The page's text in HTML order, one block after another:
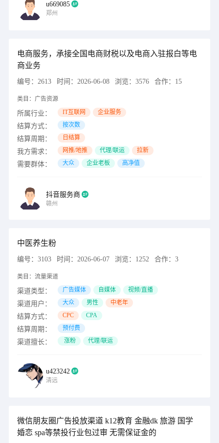
u669085
郑州
电商服务，承接全国电商财税以及电商入驻报白等电
商业务
编号： 2613 时间： 2026-06-08 浏览： 3576 合作： 15
类目： 广告资源
所属行业： IT互联网 企业服务
结算方式： 按次数
结算周期： 日结算
我方需求： 网推/地推 代理/联运 拉新
需要群体： 大众 企业老板 高净值
抖音服务商
赣州
中医养生粉
编号： 3103 时间： 2026-06-07 浏览： 1252 合作： 3
类目： 流量渠道
渠道类型： 广告媒体 自媒体 视频/直播
渠道用户： 大众 男性 中老年
结算方式： CPC CPA
结算周期： 预付费
渠道擅长： 涨粉 代理/联运
u423242
清远
微信朋友圈广告投放渠道 k12教育 金融dk 旅游 国学
婚恋 spa等禁投行业包过审 无需保证金的